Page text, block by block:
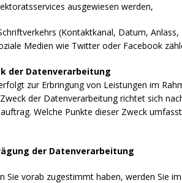
ausgewiesen werden,
(Kontaktkanal, Datum,
Medien wie Twitter oder Facebook
der Datenverarbeitung
zur Erbringung von Leistungen im
der Datenverarbeitung richtet sich
Welche Punkte dieser Zweck
der Datenverarbeitung
Sie vorab zugestimmt haben, werden Sie